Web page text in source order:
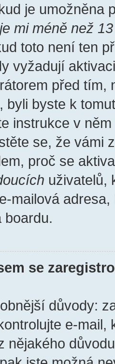
je umožněna
mi méně než
toto není ten
vyžadují
před tím,
byli byste k
instrukce v
se, že vámi
proč se
uživatelů,
mailová
boardu.
se
důvody:
e-
nějakého